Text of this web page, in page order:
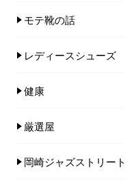
モテ靴の話
レディースシューズ
健康
厳選屋
岡崎ジャズストリート